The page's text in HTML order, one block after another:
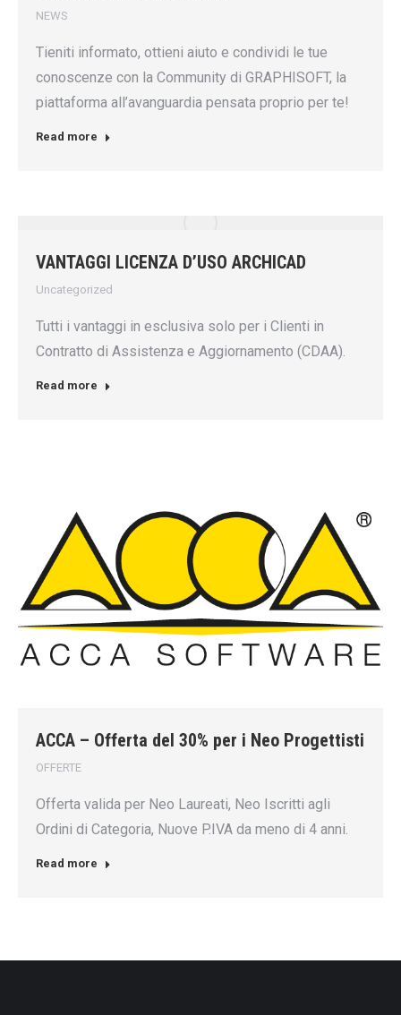
NEWS
Tieniti informato, ottieni aiuto e condividi le tue
conoscenze con la Community di GRAPHISOFT, la
piattaforma all’avanguardia pensata proprio per te!
Read more
VANTAGGI LICENZA D’USO ARCHICAD
Uncategorized
Tutti i vantaggi in esclusiva solo per i Clienti in
Contratto di Assistenza e Aggiornamento (CDAA).
Read more
ACCA – Offerta del 30% per i Neo Progettisti
OFFERTE
Offerta valida per Neo Laureati, Neo Iscritti agli
Ordini di Categoria, Nuove P.IVA da meno di 4 anni.
Read more